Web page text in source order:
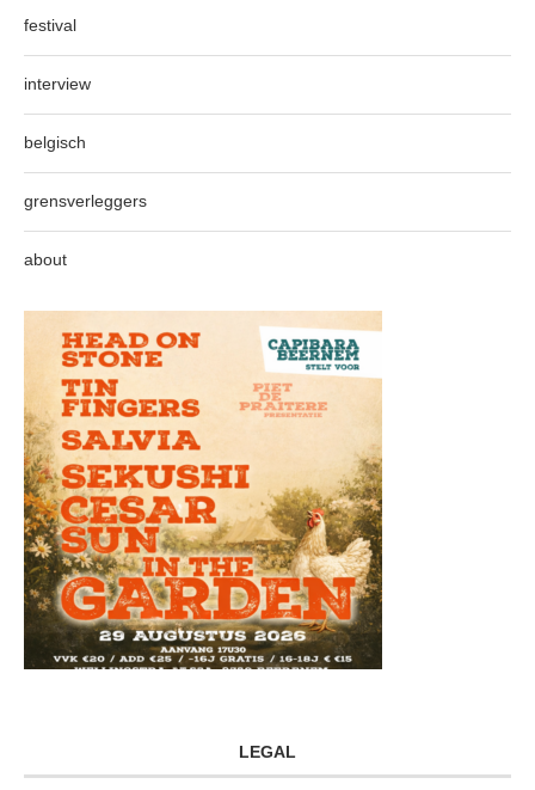
festival
interview
belgisch
grensverleggers
about
LEGAL